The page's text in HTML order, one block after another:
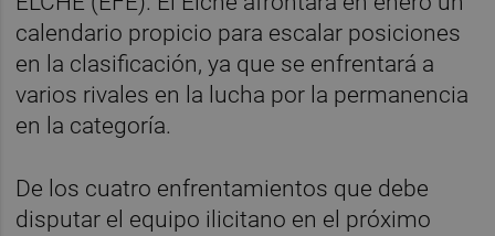
calendario propicio para escalar posiciones
en la clasificación, ya que se enfrentará a
varios rivales en la lucha por la permanencia
en la categoría.
De los cuatro enfrentamientos que debe
disputar el equipo ilicitano en el próximo